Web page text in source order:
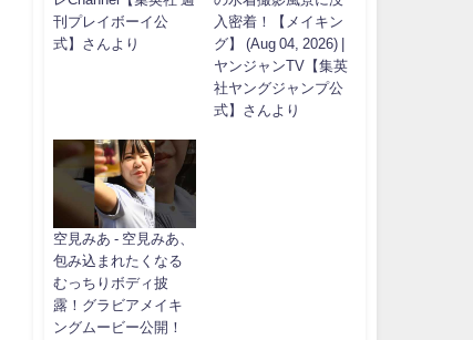
刊プレイボーイ公
式】さんより
入密着！【メイキン
グ】 (Aug 04, 2026) |
ヤンジャンTV【集英
社ヤングジャンプ公
式】さんより
空見みあ - 空見みあ、
包み込まれたくなる
むっちりボディ披
露！グラビアメイキ
ングムービー公開！